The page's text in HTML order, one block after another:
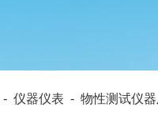
- 仪器仪表 - 物性测试仪